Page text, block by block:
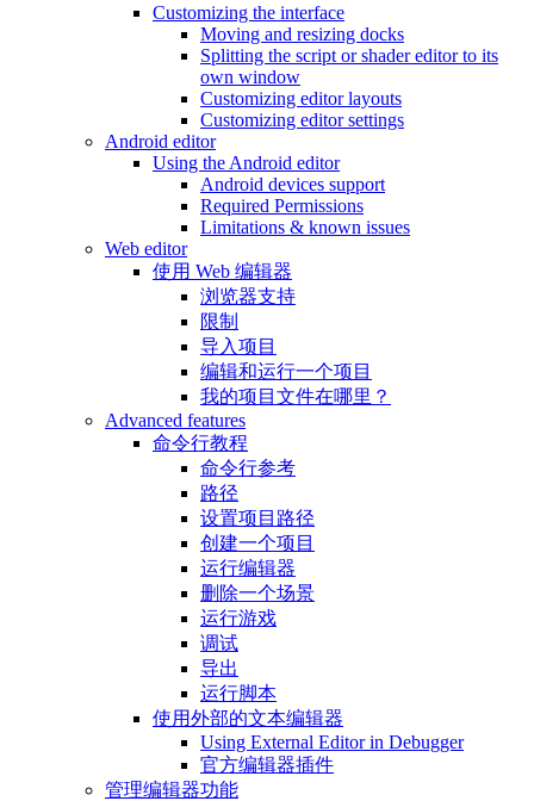
Customizing the interface
Moving and resizing docks
Splitting the script or shader editor to its
own window
Customizing editor layouts
Customizing editor settings
Android editor
Using the Android editor
Android devices support
Required Permissions
Limitations & known issues
Web editor
使用 Web 编辑器
浏览器支持
限制
导入项目
编辑和运行一个项目
我的项目文件在哪里？
Advanced features
命令行教程
命令行参考
路径
设置项目路径
创建一个项目
运行编辑器
删除一个场景
运行游戏
调试
导出
运行脚本
使用外部的文本编辑器
Using External Editor in Debugger
官方编辑器插件
管理编辑器功能